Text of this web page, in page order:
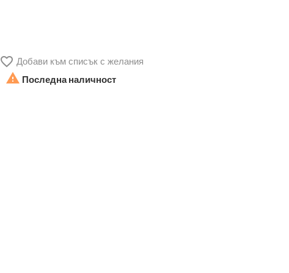
 Добави към списък с желания
 Последна наличност